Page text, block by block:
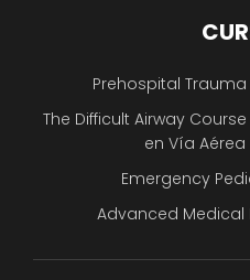
Prehospital Trauma
The Difficult Airway
en Vía Aérea
Emergency
Advanced Medical